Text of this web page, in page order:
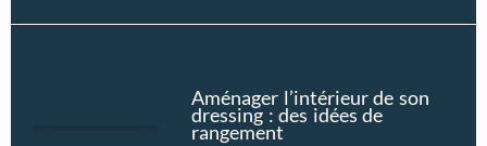
Aménager l’intérieur de son
dressing : des idées de
rangement